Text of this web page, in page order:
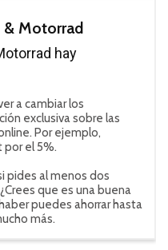
& Motorrad
hay
a cambiar los
exclusiva sobre las
Por ejemplo,
por el 5%.
pides al menos dos
que es una buena
puedes ahorrar hasta
más.